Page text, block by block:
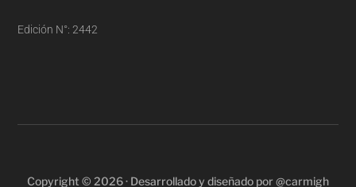
Edición N°: 2442
Copyright © 2026 · Desarrollado y diseñado por @carmigh